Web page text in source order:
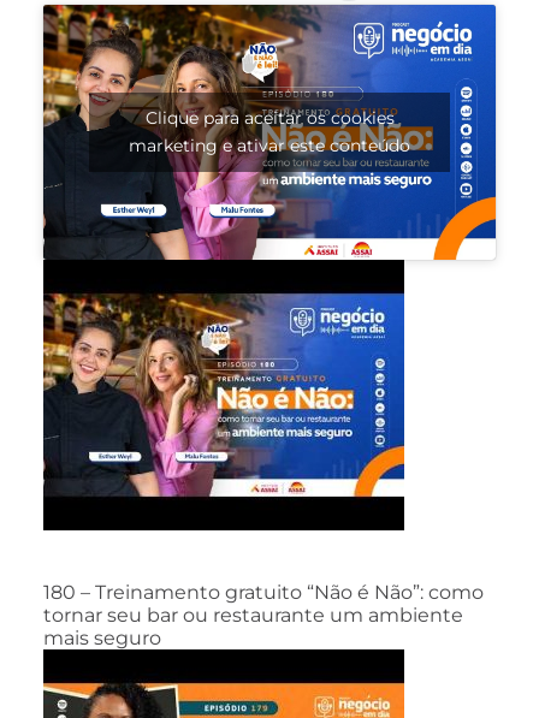
Clique para aceitar os cookies
marketing e ativar este conteúdo
180 – Treinamento gratuito “Não é Não”: como
tornar seu bar ou restaurante um ambiente
mais seguro